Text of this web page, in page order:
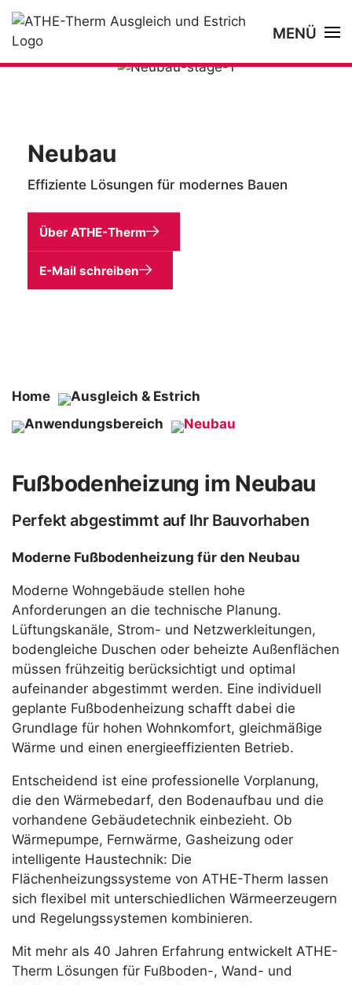
MENÜ
Neubau
Effiziente Lösungen für modernes Bauen
Über ATHE-Therm
E-Mail schreiben
Home
Ausgleich & Estrich
Anwendungsbereich
Neubau
Fußbodenheizung im Neubau
Perfekt abgestimmt auf Ihr Bauvorhaben
Moderne Fußbodenheizung für den Neubau
Moderne Wohngebäude stellen hohe
Anforderungen an die technische Planung.
Lüftungskanäle, Strom- und Netzwerkleitungen,
bodengleiche Duschen oder beheizte Außenflächen
müssen frühzeitig berücksichtigt und optimal
aufeinander abgestimmt werden. Eine individuell
geplante Fußbodenheizung schafft dabei die
Grundlage für hohen Wohnkomfort, gleichmäßige
Wärme und einen energieeffizienten Betrieb.
Entscheidend ist eine professionelle Vorplanung,
die den Wärmebedarf, den Bodenaufbau und die
vorhandene Gebäudetechnik einbezieht. Ob
Wärmepumpe, Fernwärme, Gasheizung oder
intelligente Haustechnik: Die
Flächenheizungssysteme von ATHE-Therm lassen
sich flexibel mit unterschiedlichen Wärmeerzeugern
und Regelungssystemen kombinieren.
Mit mehr als 40 Jahren Erfahrung entwickelt ATHE-
Therm Lösungen für Fußboden-, Wand- und